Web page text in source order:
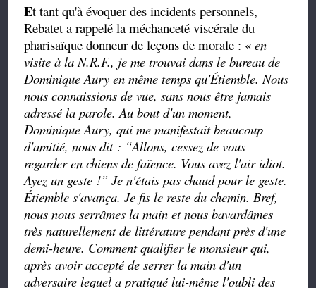
Et tant qu'à évoquer des incidents personnels,
Rebatet a rappelé la méchanceté viscérale du
pharisaïque donneur de leçons de morale : «en
visite à la N.R.F., je me trouvai dans le bureau de
Dominique Aury en même temps qu'Étiemble. Nous
nous connaissions de vue, sans nous être jamais
adressé la parole. Au bout d'un moment,
Dominique Aury, qui me manifestait beaucoup
d'amitié, nous dit : “Allons, cessez de vous
regarder en chiens de faïence. Vous avez l'air idiot.
Ayez un geste !” Je n'étais pas chaud pour le geste.
Étiemble s'avança. Je fis le reste du chemin. Bref,
nous nous serrâmes la main et nous bavardâmes
très naturellement de littérature pendant près d'une
demi-heure. Comment qualifier le monsieur qui,
après avoir accepté de serrer la main d'un
adversaire lequel a pratiqué lui-même l'oubli des